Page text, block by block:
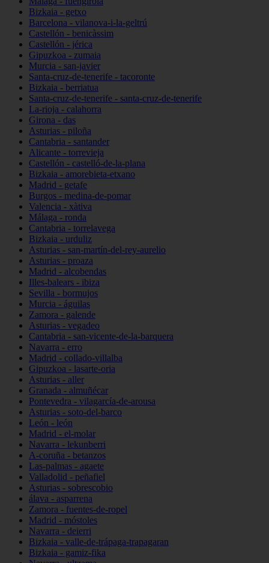
Bizkaia - getxo
Barcelona - vilanova-i-la-geltrú
Castellón - benicàssim
Castellón - jérica
Gipuzkoa - zumaia
Murcia - san-javier
Santa-cruz-de-tenerife - tacoronte
Bizkaia - berriatua
Santa-cruz-de-tenerife - santa-cruz-de-tenerife
La-rioja - calahorra
Girona - das
Asturias - piloña
Cantabria - santander
Alicante - torrevieja
Castellón - castelló-de-la-plana
Bizkaia - amorebieta-etxano
Madrid - getafe
Burgos - medina-de-pomar
Valencia - xàtiva
Málaga - ronda
Cantabria - torrelavega
Bizkaia - urduliz
Asturias - san-martín-del-rey-aurelio
Asturias - proaza
Madrid - alcobendas
Illes-balears - ibiza
Sevilla - bormujos
Murcia - águilas
Zamora - galende
Asturias - vegadeo
Cantabria - san-vicente-de-la-barquera
Navarra - erro
Madrid - collado-villalba
Gipuzkoa - lasarte-oria
Asturias - aller
Granada - almuñécar
Pontevedra - vilagarcía-de-arousa
Asturias - soto-del-barco
León - león
Madrid - el-molar
Navarra - lekunberri
A-coruña - betanzos
Las-palmas - agaete
Valladolid - peñafiel
Asturias - sobrescobio
álava - asparrena
Zamora - fuentes-de-ropel
Madrid - móstoles
Navarra - deierri
Bizkaia - valle-de-trápaga-trapagaran
Bizkaia - gamiz-fika